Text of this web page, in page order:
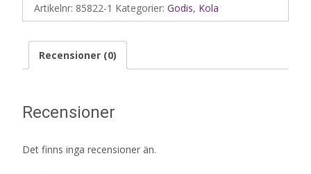
Artikelnr: 85822-1 Kategorier: Godis, Kola
Recensioner (0)
Recensioner
Det finns inga recensioner än.